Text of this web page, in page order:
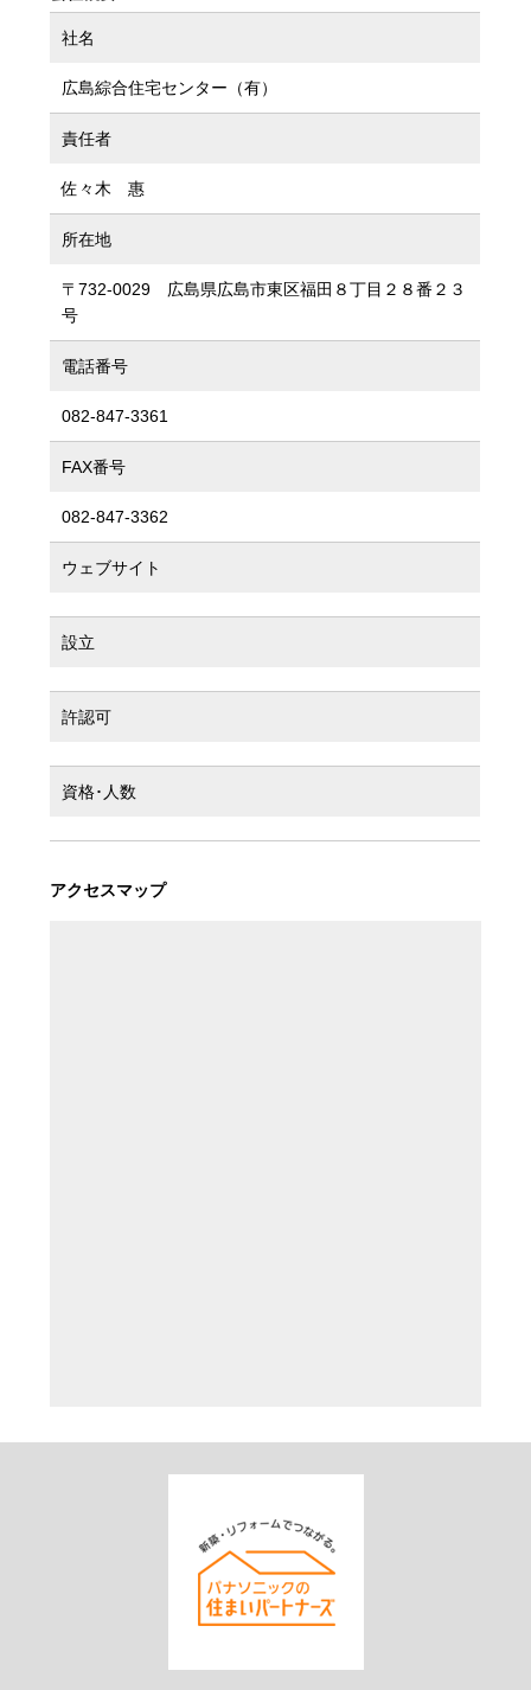
社名
広島綜合住宅センター（有）
責任者
佐々木 惠
所在地
〒732-0029 広島県広島市東区福田８丁目２８番２３
号
電話番号
082-847-3361
FAX番号
082-847-3362
ウェブサイト
設立
許認可
資格･人数
アクセスマップ